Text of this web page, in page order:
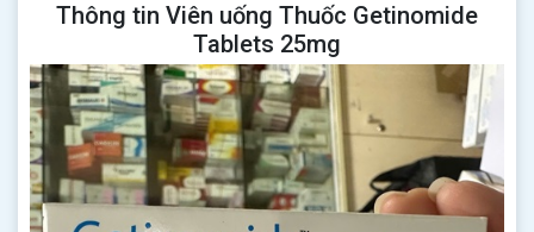
Thông tin Viên uống Thuốc Getinomide
Tablets 25mg